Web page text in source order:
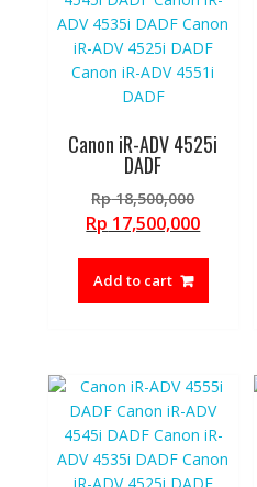
Canon iR-ADV 4525i
DADF
Rp18,500,000Original
price
Rp 17,500,000Current
Add to cart